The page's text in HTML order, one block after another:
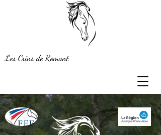
Les Crins de Romant